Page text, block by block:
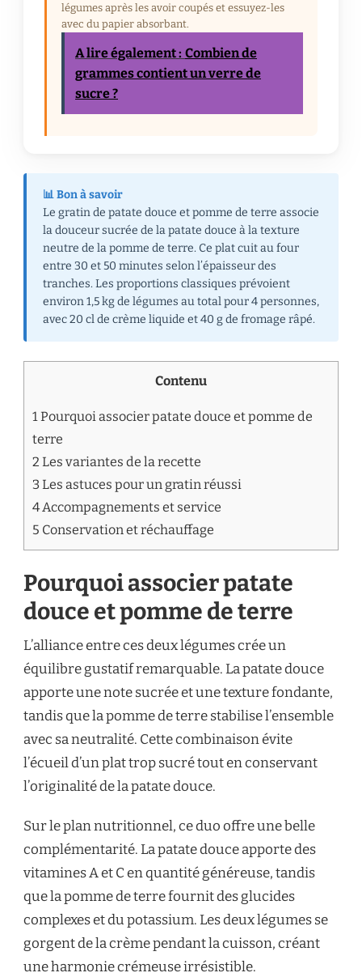
légumes après les avoir coupés et essuyez-les
avec du papier absorbant.
A lire également : Combien de
grammes contient un verre de
sucre ?
📊 Bon à savoir
Le gratin de patate douce et pomme de terre associe
la douceur sucrée de la patate douce à la texture
neutre de la pomme de terre. Ce plat cuit au four
entre 30 et 50 minutes selon l’épaisseur des
tranches. Les proportions classiques prévoient
environ 1,5 kg de légumes au total pour 4 personnes,
avec 20 cl de crème liquide et 40 g de fromage râpé.
Contenu
1 Pourquoi associer patate douce et pomme de
terre
2 Les variantes de la recette
3 Les astuces pour un gratin réussi
4Accompagnements et service
5 Conservation et réchauffage
Pourquoi associer patate
douce et pomme de terre
L’alliance entre ces deux légumes crée un
équilibre gustatif remarquable. La patate douce
apporte une note sucrée et une texture fondante,
tandis que la pomme de terre stabilise l’ensemble
avec sa neutralité. Cette combinaison évite
l’écueil d’un plat trop sucré tout en conservant
l’originalité de la patate douce.
Sur le plan nutritionnel, ce duo offre une belle
complémentarité. La patate douce apporte des
vitamines A et C en quantité généreuse, tandis
que la pomme de terre fournit des glucides
complexes et du potassium. Les deux légumes se
gorgent de la crème pendant la cuisson, créant
une harmonie crémeuse irrésistible.